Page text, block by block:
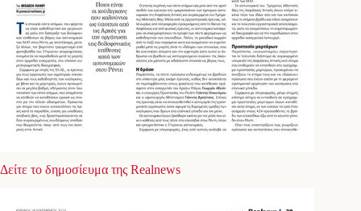
Δείτε το δημοσίευμα της Realnews